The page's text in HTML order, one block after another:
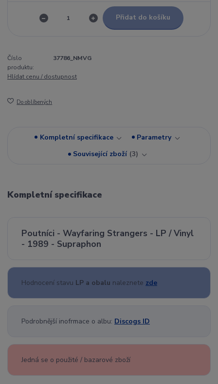
Přidat do košíku
Číslo
produktu:
37786_NMVG
Hlídat cenu / dostupnost
Do oblíbených
Kompletní specifikace
Parametry
Související zboží 3
Kompletní specifikace
Poutníci - Wayfaring Strangers - LP / Vinyl
- 1989 - Supraphon
Hodnocení stavu LP a obalu naleznete zde
Podrobnější inofrmace o albu: Discogs ID
Jedná se o použité / bazarové zboží